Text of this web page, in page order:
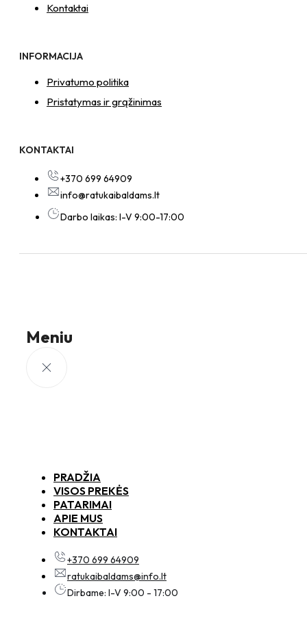
Kontaktai
INFORMACIJA
Privatumo politika
Pristatymas ir grąžinimas
KONTAKTAI
+370 699 64909
info@ratukaibaldams.lt
Darbo laikas: I-V 9:00-17:00
Meniu
PRADŽIA
VISOS PREKĖS
PATARIMAI
APIE MUS
KONTAKTAI
+370 699 64909
ratukaibaldams@info.lt
Dirbame: I-V 9:00 - 17:00